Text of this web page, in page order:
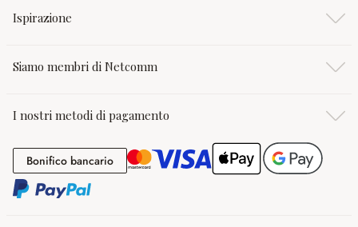
Ispirazione
Siamo membri di Netcomm
I nostri metodi di pagamento
Bonifico bancarioBonifico bancario